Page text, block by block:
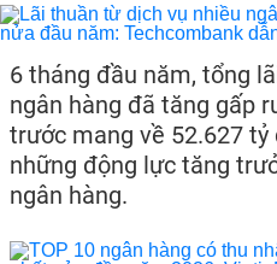
6 tháng đầu năm, tổng
ngân hàng đã tăng gấp
trước mang về 52.627
những động lực tăng
ngân hàng.